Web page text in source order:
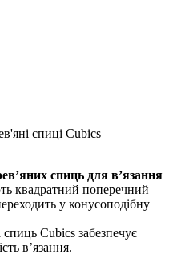
спиці Cubics
спиць для в’язання
квадратний поперечний
у конусоподібну
Cubics забезпечує
в’язання.